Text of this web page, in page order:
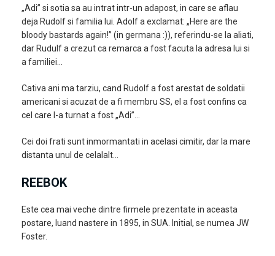
„Adi” si sotia sa au intrat intr-un adapost, in care se aflau
deja Rudolf si familia lui. Adolf a exclamat: „Here are the
bloody bastards again!” (in germana :)), referindu-se la aliati,
dar Rudulf a crezut ca remarca a fost facuta la adresa lui si
a familiei…
Cativa ani ma tarziu, cand Rudolf a fost arestat de soldatii
americani si acuzat de a fi membru SS, el a fost confins ca
cel care l-a turnat a fost „Adi”…
Cei doi frati sunt inmormantati in acelasi cimitir, dar la mare
distanta unul de celalalt…
REEBOK
Este cea mai veche dintre firmele prezentate in aceasta
postare, luand nastere in 1895, in SUA. Initial, se numea JW
Foster.